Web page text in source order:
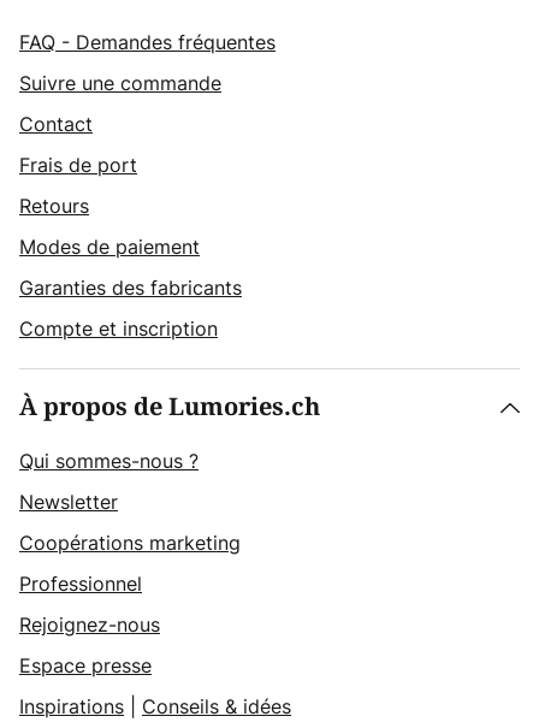
FAQ - Demandes fréquentes
Suivre une commande
Contact
Frais de port
Retours
Modes de paiement
Garanties des fabricants
Compte et inscription
À propos de Lumories.ch
Qui sommes-nous ?
Newsletter
Coopérations marketing
Professionnel
Rejoignez-nous
Espace presse
Inspirations
Conseils & idées